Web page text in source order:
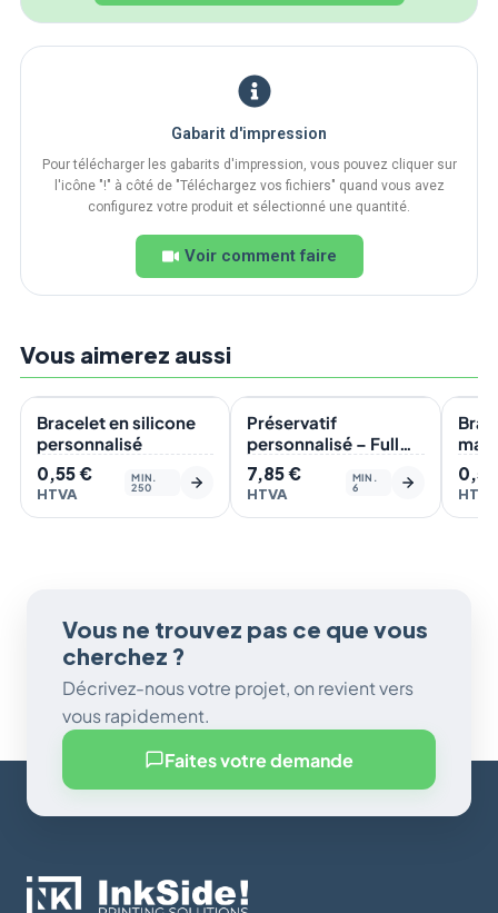
Gabarit d'impression
Pour télécharger les gabarits d'impression, vous pouvez cliquer sur
l'icône "!" à côté de "Téléchargez vos fichiers" quand vous avez
configurez votre produit et sélectionné une quantité.
Voir comment faire
Vous aimerez aussi
BEST-SELLER
En stock
Bracelet en silicone
personnalisé
0,55€
HTVA
MIN.
250
En stock
Préservatif
personnalisé – Full
Recto
7,85€
HTVA
MIN.
6
En
Vous ne trouvez pas ce que vous
cherchez ?
Décrivez-nous votre projet, on revient vers
vous rapidement.
Faites votre demande